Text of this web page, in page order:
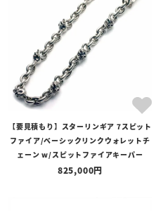
【要見積もり】スターリンギア 7スピット
ファイア/ベーシックリンクウォレットチ
ェーン w/スピットファイアキーパー
825,000